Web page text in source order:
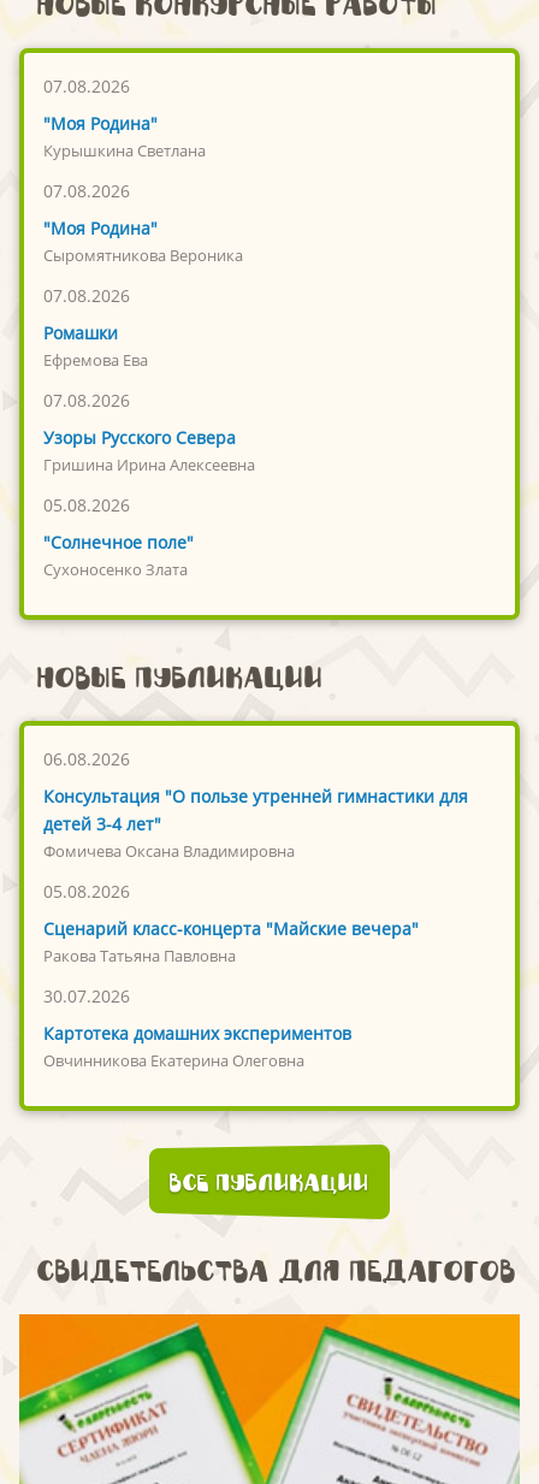
07.08.2026
"Моя Родина"
Курышкина Светлана
07.08.2026
"Моя Родина"
Сыромятникова Вероника
07.08.2026
Ромашки
Ефремова Ева
07.08.2026
Узоры Русского Севера
Гришина Ирина Алексеевна
05.08.2026
"Солнечное поле"
Сухоносенко Злата
Новые публикации
06.08.2026
Консультация "О пользе утренней гимнастики для
детей 3-4 лет"
Фомичева Оксана Владимировна
05.08.2026
Сценарий класс-концерта "Майские вечера"
Ракова Татьяна Павловна
30.07.2026
Картотека домашних экспериментов
Овчинникова Екатерина Олеговна
Все публикации
Свидетельства для педагогов